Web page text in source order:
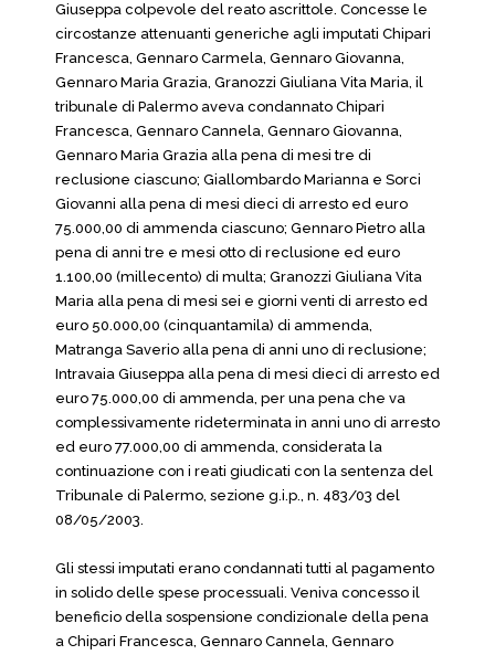
Giuseppa colpevole del reato ascrittole. Concesse le
circostanze attenuanti generiche agli imputati Chipari
Francesca, Gennaro Carmela, Gennaro Giovanna,
Gennaro Maria Grazia, Granozzi Giuliana Vita Maria, il
tribunale di Palermo aveva condannato Chipari
Francesca, Gennaro Cannela, Gennaro Giovanna,
Gennaro Maria Grazia alla pena di mesi tre di
reclusione ciascuno; Giallombardo Marianna e Sorci
Giovanni alla pena di mesi dieci di arresto ed euro
75.000,00 di ammenda ciascuno; Gennaro Pietro alla
pena di anni tre e mesi otto di reclusione ed euro
1.100,00 (millecento) di multa; Granozzi Giuliana Vita
Maria alla pena di mesi sei e giorni venti di arresto ed
euro 50.000,00 (cinquantamila) di ammenda,
Matranga Saverio alla pena di anni uno di reclusione;
Intravaia Giuseppa alla pena di mesi dieci di arresto ed
euro 75.000,00 di ammenda, per una pena che va
complessivamente rideterminata in anni uno di arresto
ed euro 77.000,00 di ammenda, considerata la
continuazione con i reati giudicati con la sentenza del
Tribunale di Palermo, sezione g.i.p., n. 483/03 del
08/05/2003.
Gli stessi imputati erano condannati tutti al pagamento
in solido delle spese processuali. Veniva concesso il
beneficio della sospensione condizionale della pena
a Chipari Francesca, Gennaro Cannela, Gennaro